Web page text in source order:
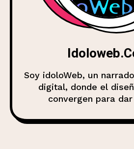
Soy idoloWeb, un
digital, donde el
convergen para
Mi misión es compartir